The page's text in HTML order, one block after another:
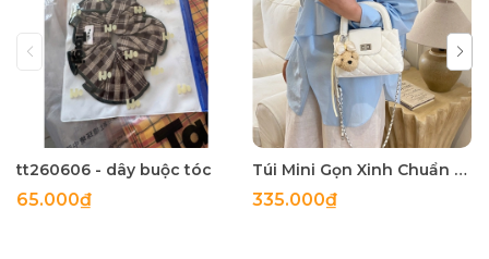
tt260606 - dây buộc tóc
65.000₫
Túi Mini Gọn Xinh Chuẩn Gu - tt260518
335.000₫